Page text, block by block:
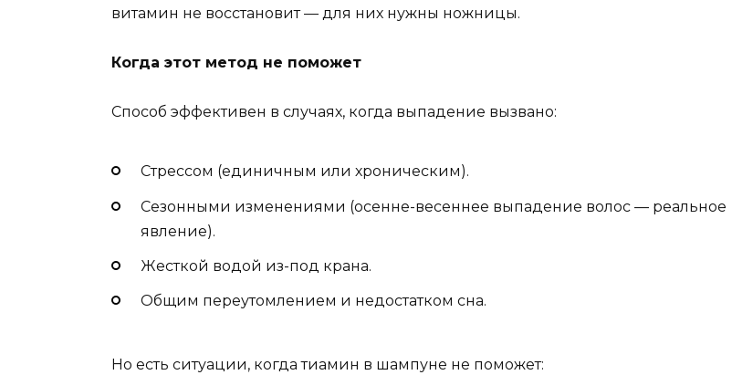
витамин не восстановит — для них нужны ножницы.
Когда этот метод не поможет
Способ эффективен в случаях, когда выпадение вызвано:
Стрессом (единичным или хроническим).
Сезонными изменениями (осенне-весеннее выпадение волос — реальное
явление).
Жесткой водой из-под крана.
Общим переутомлением и недостатком сна.
Но есть ситуации, когда тиамин в шампуне не поможет: